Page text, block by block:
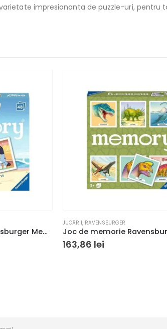
impresionanta de puzzle-uri, pentru
Joc de memorie Ravensburger Memory Bluey
JUCĂRII, RAVENSBURGER
163,86 lei